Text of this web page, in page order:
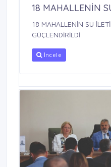
18 MAHALLENİN
18 MAHALLENİN SU
GÜÇLENDİRİLDİ
İncele